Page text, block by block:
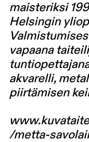
maisteriksi
Helsingin
vapaana
akvarelli,
piirtämisen
/metta-